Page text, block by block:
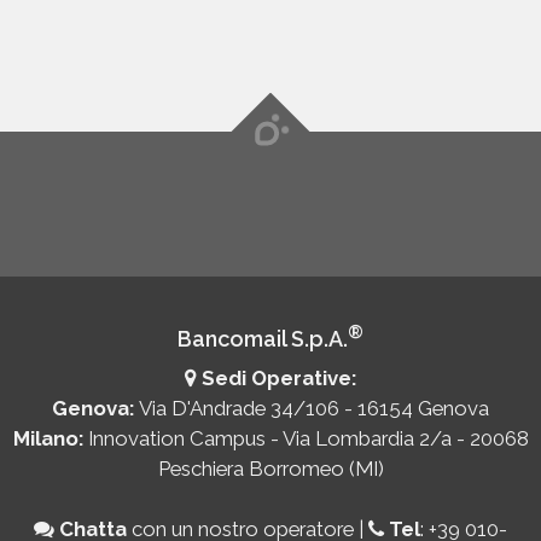
Bancomail S.p.A.®
Sedi Operative:
Genova: Via D'Andrade 34/106 - 16154 Genova
Milano: Innovation Campus - Via Lombardia 2/a - 20068
Peschiera Borromeo (MI)
Chatta con un nostro operatore | Tel: +39 010-